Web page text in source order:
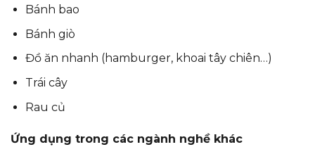
Bánh bao
Bánh giò
Đồ ăn nhanh (hamburger, khoai tây chiên…)
Trái cây
Rau củ
Ứng dụng trong các ngành nghề khác